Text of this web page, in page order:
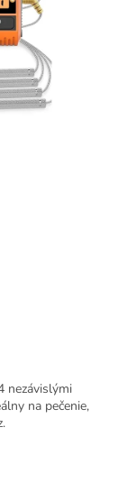
nezávislými
na pečenie,